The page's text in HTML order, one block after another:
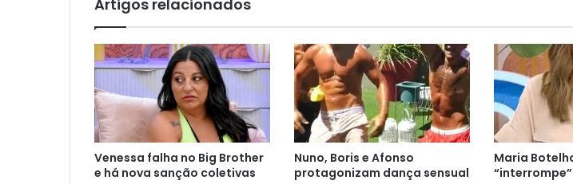
Artigos relacionados
Venessa falha no Big Brother
e há nova sanção coletivas
Nuno, Boris e Afonso
protagonizam dança sensual
Maria